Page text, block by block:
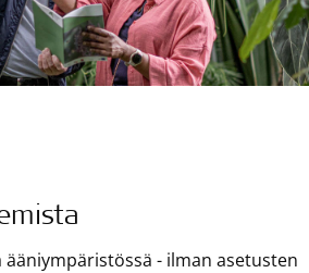
- ilman asetusten